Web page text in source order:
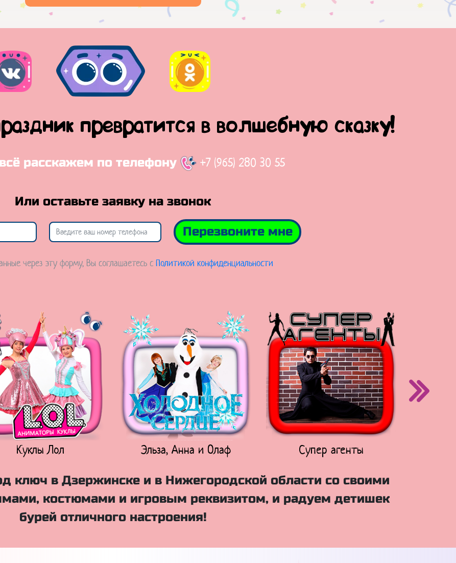
превратится в волшебную сказку!
расскажем по телефону +7 (965) 280 30 55
Или оставьте заявку на звонок
Перезвоните мне
через эту форму, Вы соглашаетесь с Политикой конфиденциальности
Куклы Лол Эльза, Анна и Олаф Супер агенты
ключ в Дзержинске и в Нижегородской области со своими
костюмами и игровым реквизитом, и радуем детишек
бурей отличного настроения!